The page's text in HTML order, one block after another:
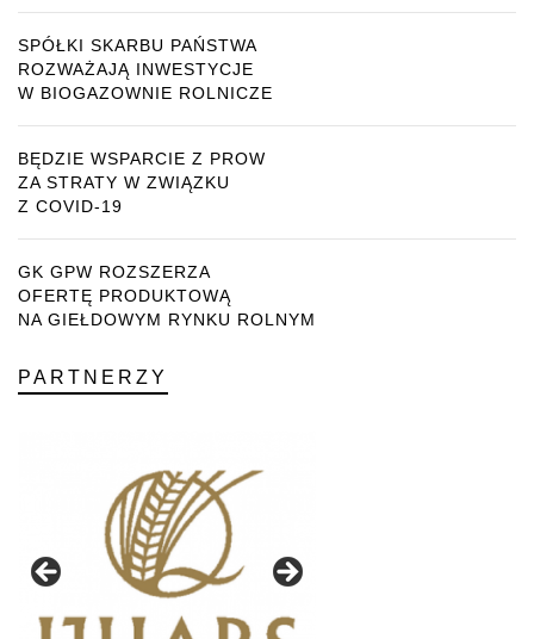
SPÓŁKI SKARBU PAŃSTWA
ROZWAŻAJĄ INWESTYCJE
W BIOGAZOWNIE ROLNICZE
BĘDZIE WSPARCIE Z PROW
ZA STRATY W ZWIĄZKU
Z COVID-19
GK GPW ROZSZERZA
OFERTĘ PRODUKTOWĄ
NA GIEŁDOWYM RYNKU ROLNYM
PARTNERZY